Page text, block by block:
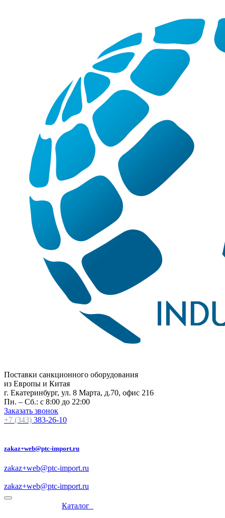
Поставки санкционного оборудования
из Европы и Китая
г. Екатеринбург, ул. 8 Марта, д.70, офис 216
Пн. – Сб.: с 8:00 до 22:00
Заказать звонок
+7 (343) 383-26-10
zakaz+web@ptc-import.ru
zakaz+web@ptc-import.ru
zakaz+web@ptc-import.ru
Каталог